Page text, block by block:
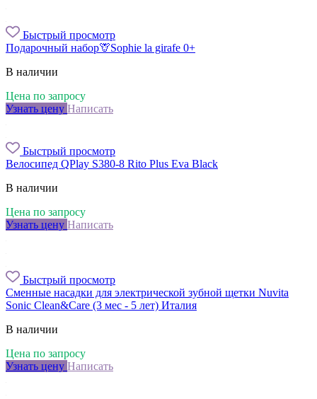
Быстрый просмотр
Подарочный набор🦒Sophie la girafe 0+
В наличии
Цена по запросу
Узнать цену Написать
Быстрый просмотр
Велосипед QPlay S380-8 Rito Plus Eva Black
В наличии
Цена по запросу
Узнать цену Написать
Быстрый просмотр
Сменные насадки для электрической зубной щетки Nuvita
Sonic Clean&Care (3 мес - 5 лет) Италия
В наличии
Цена по запросу
Узнать цену Написать